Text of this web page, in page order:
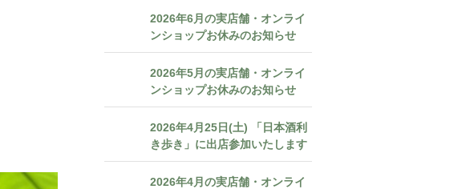
2026年6月の実店舗・オンライ
ンショップお休みのお知らせ
2026年5月の実店舗・オンライ
ンショップお休みのお知らせ
2026年4月25日(土) 「日本酒利
き歩き」に出店参加いたします
2026年4月の実店舗・オンライ